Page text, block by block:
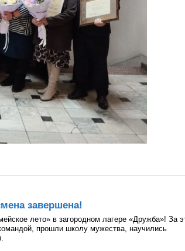
завершена!
лето» в загородном лагере «Дружба»! За
прошли школу мужества, научились